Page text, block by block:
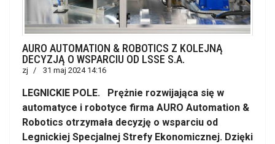
AURO AUTOMATION & ROBOTICS Z KOLEJNĄ
DECYZJĄ O WSPARCIU OD LSSE S.A.
zj 31 maj 2024 14:16
LEGNICKIE POLE. Prężnie rozwijająca się w
automatyce i robotyce firma AURO Automation &
Robotics otrzymała decyzję o wsparciu od
Legnickiej Specjalnej Strefy Ekonomicznej. Dzięki